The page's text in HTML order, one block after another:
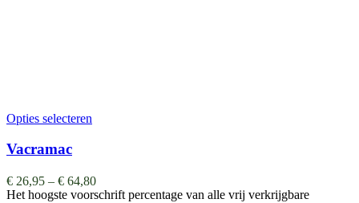
Opties selecteren
Vacramac
€ 26,95 – € 64,80
Het hoogste voorschrift percentage van alle vrij verkrijgbare